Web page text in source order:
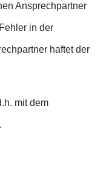
Ansprechpartner
in der
haftet der
mit dem